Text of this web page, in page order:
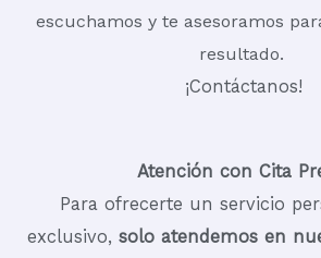
escuchamos y te asesoramos
resultado.
¡Contáctanos!
Atención con Cita
Para ofrecerte un servicio
exclusivo, solo atendemos en